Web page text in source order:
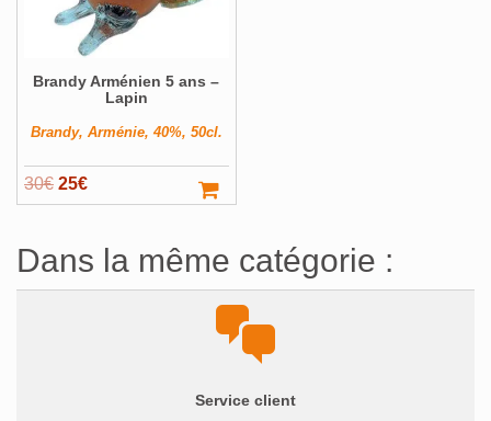
Brandy Arménien 5 ans –
Lapin
Brandy, Arménie, 40%, 50cl.
30€ Le
prix
était :
30€.
25€Le
prix
est :
25€.
Dans la même catégorie :
Service client